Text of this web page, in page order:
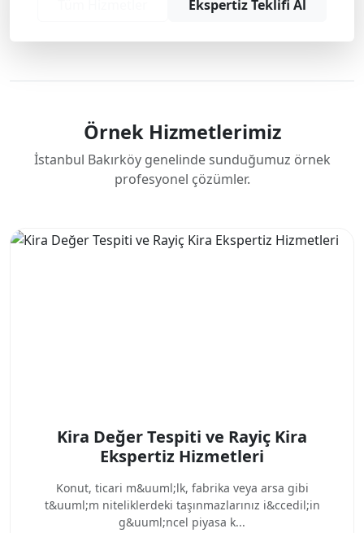
Ekspertiz Teklifi Al
Örnek Hizmetlerimiz
İstanbul Bakırköy genelinde sunduğumuz örnek
profesyonel çözümler.
Kira Değer Tespiti ve Rayiç Kira
Ekspertiz Hizmetleri
Konut, ticari m&uuml;lk, fabrika veya arsa gibi
t&uuml;m niteliklerdeki taşınmazlarınız i&ccedil;in
g&uuml;ncel piyasa k...